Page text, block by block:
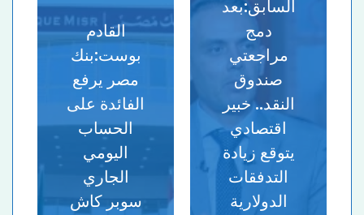
السابق:بعد
دمج
مراجعتي
صندوق
النقد.. خبير
اقتصادي
يتوقع زيادة
التدفقات
الدولارية
القادم
بوست:بنك
مصر يرفع
الفائدة على
الحساب
اليومي
الجاري
سوبر كاش